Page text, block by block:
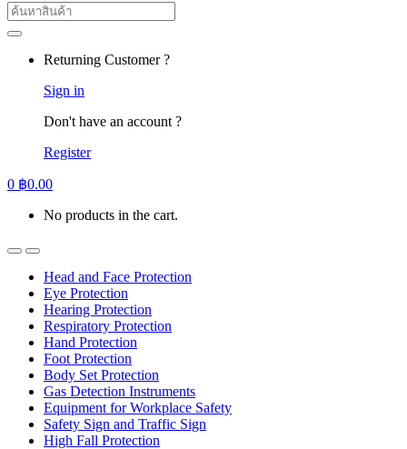
Search
for:
Returning Customer ?
Sign in
Don't have an account ?
Register
0 ฿0.00
No products in the cart.
Head and Face Protection
Eye Protection
Hearing Protection
Respiratory Protection
Hand Protection
Foot Protection
Body Set Protection
Gas Detection Instruments
Equipment for Workplace Safety
Safety Sign and Traffic Sign
High Fall Protection